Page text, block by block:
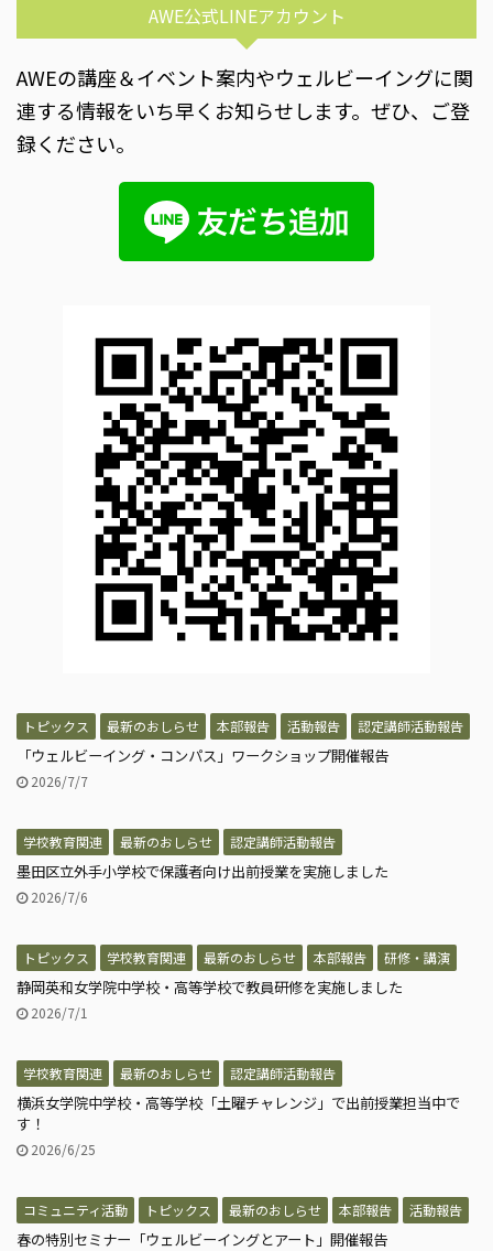
AWE公式LINEアカウント
AWEの講座＆イベント案内やウェルビーイングに関
連する情報をいち早くお知らせします。ぜひ、ご登
録ください。
トピックス 最新のおしらせ 本部報告 活動報告 認定講師活動報告
「ウェルビーイング・コンパス」ワークショップ開催報告
2026/7/7
学校教育関連 最新のおしらせ 認定講師活動報告
墨田区立外手小学校で保護者向け出前授業を実施しました
2026/7/6
トピックス 学校教育関連 最新のおしらせ 本部報告 研修・講演
静岡英和女学院中学校・高等学校で教員研修を実施しました
2026/7/1
学校教育関連 最新のおしらせ 認定講師活動報告
横浜女学院中学校・高等学校「土曜チャレンジ」で出前授業担当中で
す！
2026/6/25
コミュニティ活動 トピックス 最新のおしらせ 本部報告 活動報告
春の特別セミナー「ウェルビーイングとアート」開催報告